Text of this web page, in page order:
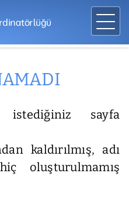
istediğiniz sayfa
kaldırılmış, adı
oluşturulmamış